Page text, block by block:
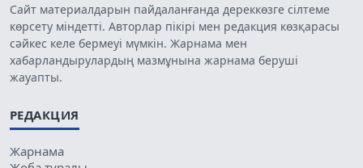
Сайт материалдарын пайдаланғанда дереккөзге сілтеме
көрсету міндетті. Авторлар пікірі мен редакция көзқарасы
сәйкес келе бермеуі мүмкін. Жарнама мен
хабарландырулардың мазмұнына жарнама беруші
жауапты.
РЕДАКЦИЯ
Жарнама